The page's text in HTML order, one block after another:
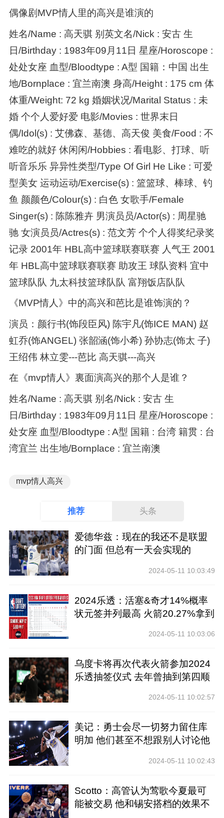
偶像剧MVP情人里的高兴是谁演的
姓名/Name : 高天骐 别英文名/Nick : 安古 生
日/Birthday : 1983年09月11日 星座/Horoscope :
处处女座 血型/Bloodtype : A型 国籍：中国 出生
地/Bornplace : 宜兰南澳 身高/Height : 175 cm 体
体重/Weight: 72 kg 婚姻状况/Marital Status : 未
婚 个个人爱好爱 电影/Movies : 世界末日
偶/Idol(s) : 艾佛森、基德、高天俊 美食/Food : 不
难吃的就好 休闲闲/Hobbies : 看电影、打球、听
听音乐乐 异异性类型/Type Of Girl He Like : 可爱
型美女 运动运动/Exercise(s) : 篮篮球、棒球、钓
鱼 颜颜色/Colour(s) : 白色 女歌手/Female
Singer(s) : 陈陈雅卉 男演员员/Actor(s) : 周星驰
驰 女演员员/Actres(s) : 范文芳 个个人得奖纪录奖
记录 2001年 HBL高中篮球联赛联赛 人气王 2001
年 HBL高中篮球联赛联赛 助攻王 球队资料 宜中
篮球队队 九太科技篮球队队 富翔饭店队队
《MVP情人》中的高兴和芭比是谁饰演的？
演员：颜行书(饰段臣风) 陈宇凡(饰ICE MAN) 赵
虹乔(饰ANGEL) 张韶涵(饰小希) 孙协志(饰太 子)
王绍伟 林立雯---芭比 高天骐---高兴
在《mvp情人》裏面演高兴的那个人是谁？
姓名/Name : 高天骐 别名/Nick : 安古 生
日/Birthday : 1983年09月11日 星座/Horoscope :
处女座 血型/Bloodtype : A型 国籍 : 台湾 籍贯 : 台
湾宜兰 出生地/Bornplace : 宜兰南澳
mvp情人高兴
推荐 头条
爱德华兹：现在的我还不是联盟
的门面 但总有一天会实现的
2024-05-11 10:03:49
2024乐透：活塞&奇才14%概率
状元签并列最高 火箭20.27%拿到
2024-05-11 10:03:06
乌度卡将再次代表火箭参加2024
乐透抽签仪式 去年曾抽到第四顺
2024-05-11 10:02:57
美记：勇士会尽一切努力留住库
明加 他们甚至不想跟别人讨论他
2024-05-11 10:02:43
Scotto：高管认为莺歌今夏最可
能被交易 他和锡安搭档的效果不